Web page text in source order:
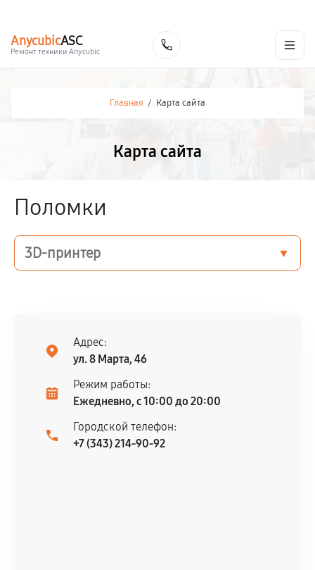
AnycubicASC
Ремонт техники Anycubic
Главная / Карта сайта
Карта сайта
Поломки
3D-принтер
Адрес:
ул. 8 Марта, 46
Режим работы:
Ежедневно, с 10:00 до 20:00
Городской телефон:
+7 (343) 214-90-92